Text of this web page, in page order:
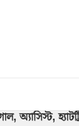
অ্যাসিস্ট,